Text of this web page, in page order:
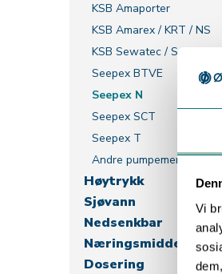
Vi
KSB Amaporter
KSB Amarex / KRT / NS
KSB Sewatec / Sewabloc
Seepex BTVE
Seepex N
Seepex SCT
Seepex T
Andre pumpemerker
Høytrykk
Sjøvann
Nedsenkbar
Næringsmiddel
Dosering